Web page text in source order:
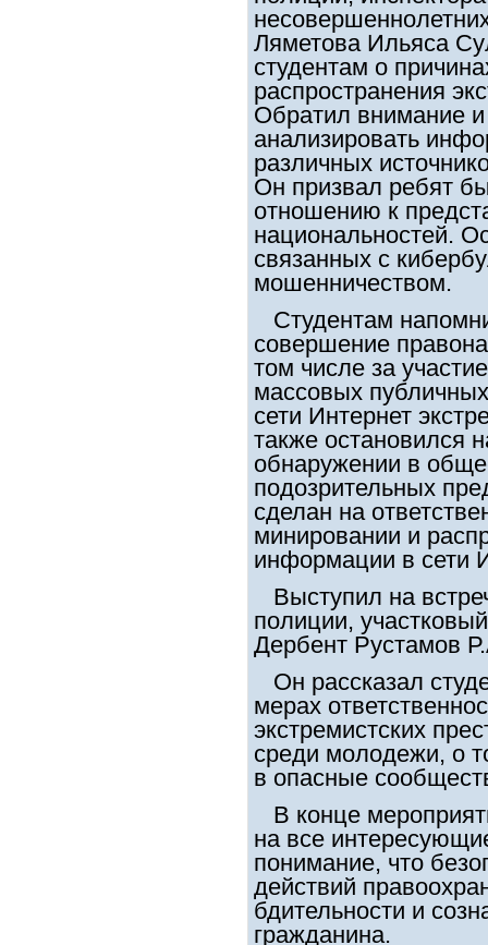
Ляметова Ильяса
студентам о
распространения
Обратил внимание
анализировать
различных
Он призвал ребят
отношению к
национальностей.
связанных с
мошенничеством.
Студентам
совершение
том числе за
массовых
сети Интернет
также остановился
обнаружении в
подозрительных
сделан на
минировании и
информации в сети
Выступил на
полиции,
Дербент Рустамов
Он рассказал
мерах
экстремистских
среди молодежи, о
в опасные
В конце
на все
понимание, что
действий
бдительности и
гражданина.